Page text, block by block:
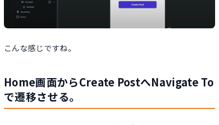
こんな感じですね。
Home画面からCreate PostへNavigate To
で遷移させる。